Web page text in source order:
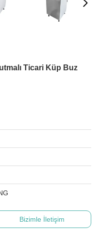
Ticari Küp Buz
Bizimle İletişim